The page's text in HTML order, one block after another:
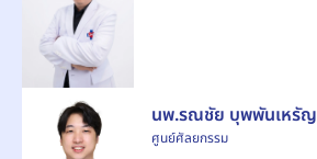
นพ.รณชัย บุพพันเหรัญ
ศูนย์ศัลยกรรม